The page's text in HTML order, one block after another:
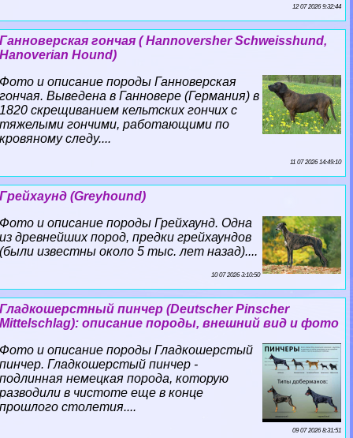
12 07 2026 9:32:44
Ганноверская гончая ( Hannoversher Schweisshund,
Hanoverian Hound)
Фото и описание породы Ганноверская
гончая. Выведена в Ганновере (Германия) в
1820 скрещиванием кельтских гончих с
тяжелыми гончими, работающими по
кровяному следу....
11 07 2026 14:49:10
Грейхаунд (Greyhound)
Фото и описание породы Грейхаунд. Одна
из древнейших пород, предки грейхаундов
(были известны около 5 тыс. лет назад)....
10 07 2026 3:10:50
Гладкошерстный пинчер (Deutscher Pinscher
Mittelschlag): описание породы, внешний вид и фото
Фото и описание породы Гладкошерстый
пинчер. Гладкошерстый пинчер -
подлинная немецкая порода, которую
разводили в чистоте еще в конце
прошлого столетия....
09 07 2026 8:31:51